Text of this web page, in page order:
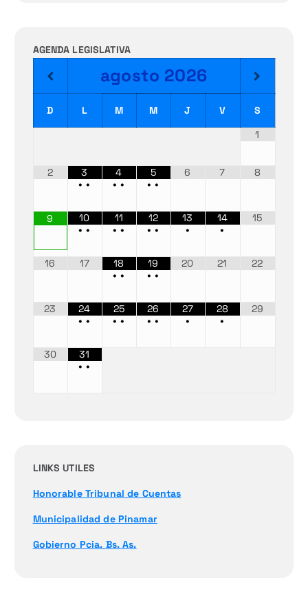
AGENDA LEGISLATIVA
agosto 2026
D L M M J V
S
1
2
3
••
4
••
5
••
6 7 8
9
10
••
11
••
12
••
13
•
14
•
15
16 17
18
••
19
••
20 21 22
23
24
••
25
••
26
••
27
•
28
•
29
30
31
••
LINKS UTILES
Honorable Tribunal de Cuentas
Municipalidad de Pinamar
Gobierno Pcia. Bs. As.